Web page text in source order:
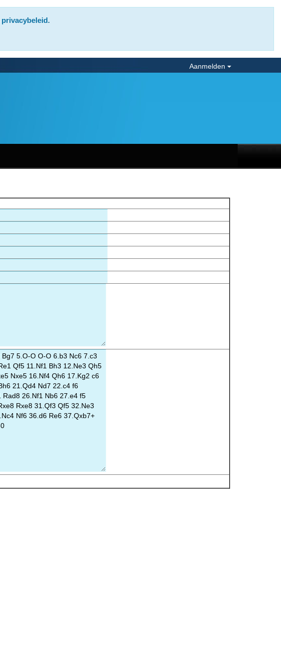
privacybeleid.
Aanmelden